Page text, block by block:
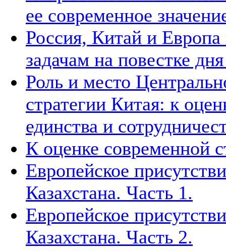
ее современное
Россия, Китай и
задачам на повестке
Роль и место
стратегии Китая: к
единства и
К оценке современной
Европейское
Казахстана. Часть 1.
Европейское
Казахстана. Часть 2.